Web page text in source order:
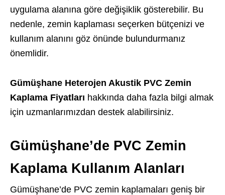
uygulama alanına göre değişiklik gösterebilir. Bu
nedenle, zemin kaplaması seçerken bütçenizi ve
kullanım alanını göz önünde bulundurmanız
önemlidir.
Gümüşhane Heterojen Akustik PVC Zemin
Kaplama Fiyatları hakkında daha fazla bilgi almak
için uzmanlarımızdan destek alabilirsiniz.
Gümüşhane’de PVC Zemin
Kaplama Kullanım Alanları
Gümüşhane’de PVC zemin kaplamaları geniş bir